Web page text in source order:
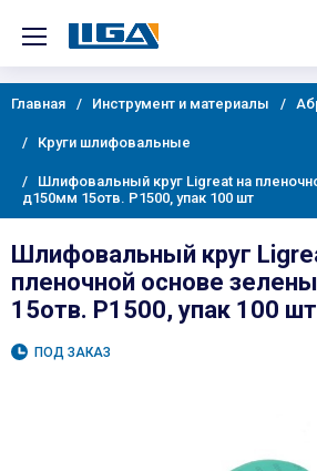
Главная Инструмент и материалы
Круги шлифовальные
Шлифовальный круг Ligreat на
д150мм 15отв. Р1500, упак 100 шт
Шлифовальный круг
пленочной основе
15отв. Р1500, упак 100 шт
ПОД ЗАКАЗ